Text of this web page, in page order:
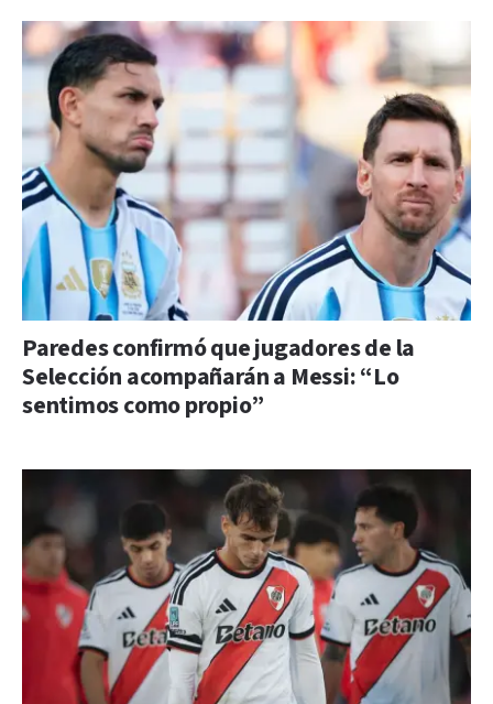
Paredes confirmó que jugadores de la
Selección acompañarán a Messi: “Lo
sentimos como propio”